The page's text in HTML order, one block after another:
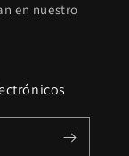
en nuestro